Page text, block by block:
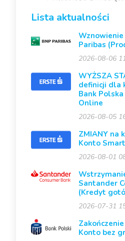
Lista aktualności
Wznowienie
Paribas
2026-08-06
WYŻSZA
definicji dla
Bank Polska
Online
2026-08-05
ZMIANY na
Konto
2026-08-01
Santander
(Kredyt
2026-07-31
Konto bez